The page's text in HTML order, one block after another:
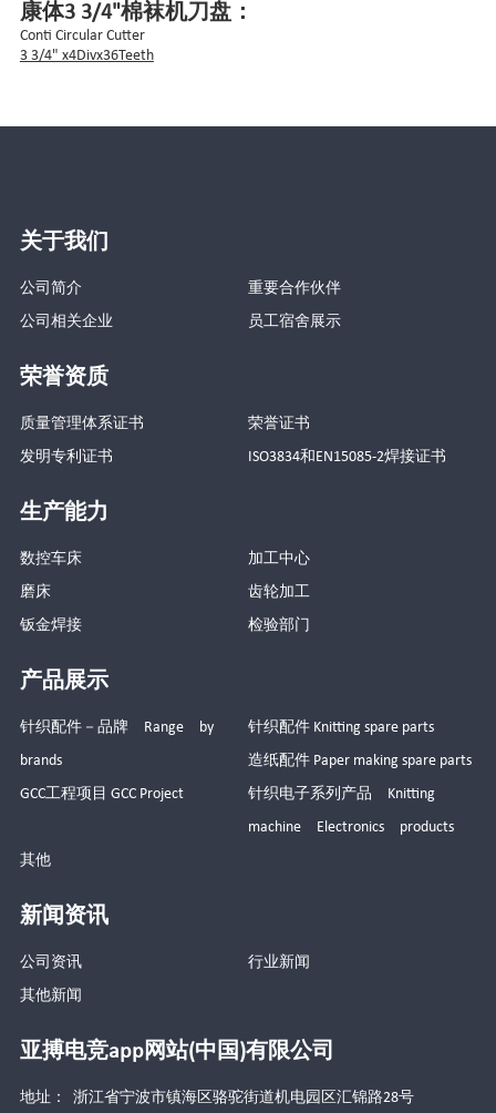
康体3 3/4"棉袜机刀盘：
Conti Circular Cutter
3 3/4" x4Divx36Teeth
关于我们
公司简介
重要合作伙伴
公司相关企业
员工宿舍展示
荣誉资质
质量管理体系证书
荣誉证书
发明专利证书
ISO3834和EN15085-2焊接证书
生产能力
数控车床
加工中心
磨床
齿轮加工
钣金焊接
检验部门
产品展示
针织配件－品牌 Range by
brands
针织配件 Knitting spare parts
造纸配件 Paper making spare parts
GCC工程项目 GCC Project
针织电子系列产品 Knitting
machine Electronics products
其他
新闻资讯
公司资讯
行业新闻
其他新闻
亚搏电竞app网站(中国)有限公司
地址： 浙江省宁波市镇海区骆驼街道机电园区汇锦路28号